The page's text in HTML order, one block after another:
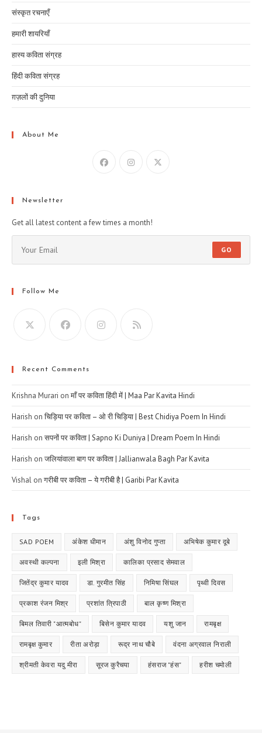
संस्कृत रचनाएँ
हमारी शायरियाँ
हास्य कविता संग्रह
हिंदी कविता संग्रह
ग़ज़लों की दुनिया
About Me
Newsletter
Get all latest content a few times a month!
GO
Follow Me
Recent Comments
Krishna Murari onमाँ पर कविता हिंदी में | Maa Par Kavita Hindi
Harish onचिड़िया पर कविता – ओ री चिड़िया | Best Chidiya Poem In Hindi
Harish onसपनों पर कविता | Sapno Ki Duniya | Dream Poem In Hindi
Harish onजलियांवाला बाग पर कविता | Jallianwala Bagh Par Kavita
Vishal onगरीबी पर कविता – ये गरीबी है | Garibi Par Kavita
Tags
SAD POEM अंकेश धीमान अंशु विनोद गुप्ता अभिषेक कुमार दूबे
अवस्थी कल्पना इली मिश्रा कालिका प्रसाद सेमवाल
जितेंद्र कुमार यादव डा. गुरमीत सिंह निमिषा सिंघल पृथ्वी दिवस
प्रकाश रंजन मिश्र प्रशांत त्रिपाठी बाल कृष्ण मिश्रा
बिमल तिवारी "आत्मबोध" बिसेन कुमार यादव यशु जान रामबृक्ष
रामबृक्ष कुमार रीता अरोड़ा रूद्र नाथ चौबे वंदना अग्रवाल निराली
श्रीमती केवरा यदु मीरा सूरज कुरैचया हंसराज "हंस" हरीश चमोली